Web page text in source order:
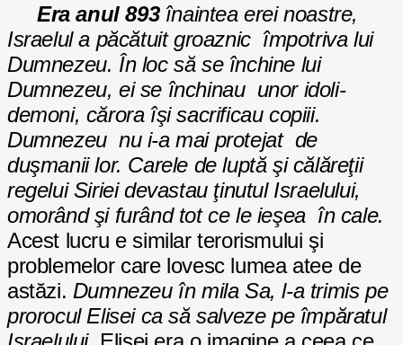
Era anul 893înaintea erei noastre,
Israelul a păcătuit groaznic împotriva lui
Dumnezeu. În loc să se închine lui
Dumnezeu, ei se închinau unor idoli-
demoni, cărora îşi sacrificau copiii.
Dumnezeu nu i-a mai protejat de
duşmanii lor. Carele de luptă şi călăreţii
regelui Siriei devastau ţinutul Israelului,
omorând şi furând tot ce le ieşea în cale.
Acest lucru e similar terorismului şi
problemelor care lovesc lumea atee de
astăzi. Dumnezeu în mila Sa, l-a trimis pe
prorocul Elisei ca să salveze pe împăratul